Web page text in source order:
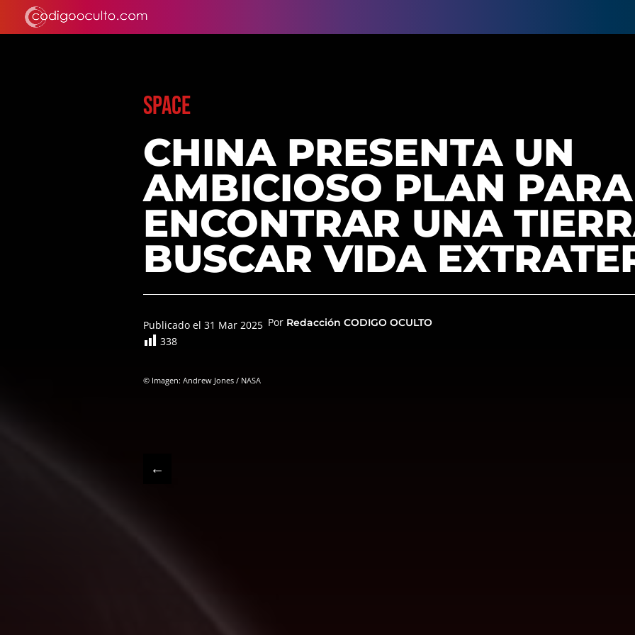
SPACE
CHINA PRESENTA UN
AMBICIOSO PLAN PARA
ENCONTRAR UNA
BUSCAR VIDA
Publicado el 31 Mar 2025 Por Redacción CODIGO OCULTO
338
© Imagen: Andrew Jones / NASA
←